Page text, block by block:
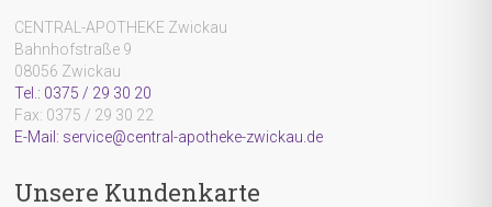
CENTRAL-APOTHEKE Zwickau
Bahnhofstraße 9
08056 Zwickau
Tel.: 0375 / 29 30 20
Fax: 0375 / 29 30 22
E-Mail: service@central-apotheke-zwickau.de
Unsere Kundenkarte